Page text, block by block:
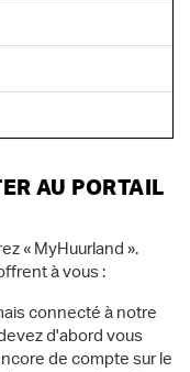
AU PORTAIL
« MyHuurland ».
à vous :
connecté à notre
d'abord vous
de compte sur le